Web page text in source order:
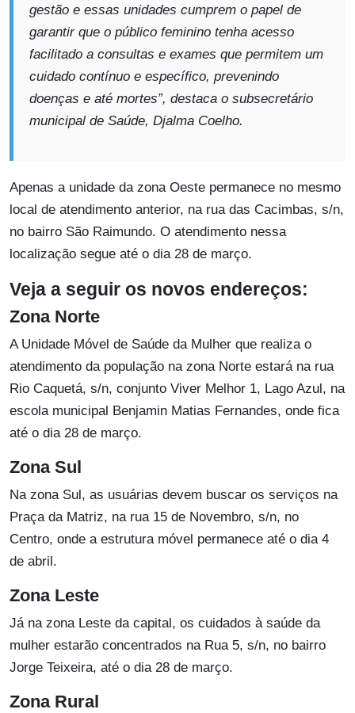
gestão e essas unidades cumprem o papel de
garantir que o público feminino tenha acesso
facilitado a consultas e exames que permitem um
cuidado contínuo e específico, prevenindo
doenças e até mortes”, destaca o subsecretário
municipal de Saúde, Djalma Coelho.
Apenas a unidade da zona Oeste permanece no mesmo
local de atendimento anterior, na rua das Cacimbas, s/n,
no bairro São Raimundo. O atendimento nessa
localização segue até o dia 28 de março.
Veja a seguir os novos endereços:
Zona Norte
A Unidade Móvel de Saúde da Mulher que realiza o
atendimento da população na zona Norte estará na rua
Rio Caquetá, s/n, conjunto Viver Melhor 1, Lago Azul, na
escola municipal Benjamin Matias Fernandes, onde fica
até o dia 28 de março.
Zona Sul
Na zona Sul, as usuárias devem buscar os serviços na
Praça da Matriz, na rua 15 de Novembro, s/n, no
Centro, onde a estrutura móvel permanece até o dia 4
de abril.
Zona Leste
Já na zona Leste da capital, os cuidados à saúde da
mulher estarão concentrados na Rua 5, s/n, no bairro
Jorge Teixeira, até o dia 28 de março.
Zona Rural